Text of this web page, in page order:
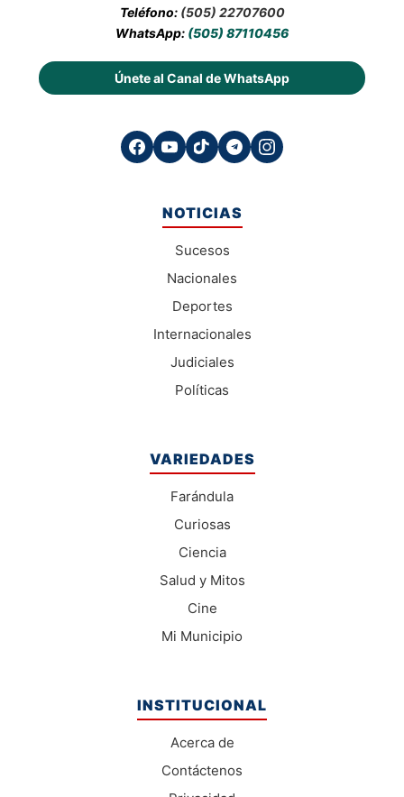
Teléfono: (505) 22707600
WhatsApp: (505) 87110456
Únete al Canal de WhatsApp
NOTICIAS
Sucesos
Nacionales
Deportes
Internacionales
Judiciales
Políticas
VARIEDADES
Farándula
Curiosas
Ciencia
Salud y Mitos
Cine
Mi Municipio
INSTITUCIONAL
Acerca de
Contáctenos